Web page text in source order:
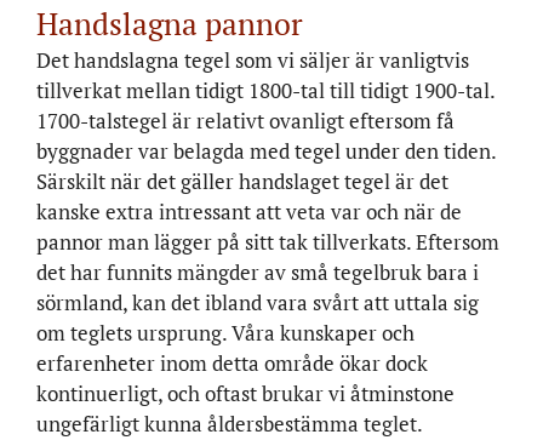
Handslagna pannor
Det handslagna tegel som vi säljer är vanligtvis
tillverkat mellan tidigt 1800-tal till tidigt 1900-tal.
1700-talstegel är relativt ovanligt eftersom få
byggnader var belagda med tegel under den tiden.
Särskilt när det gäller handslaget tegel är det
kanske extra intressant att veta var och när de
pannor man lägger på sitt tak tillverkats. Eftersom
det har funnits mängder av små tegelbruk bara i
sörmland, kan det ibland vara svårt att uttala sig
om teglets ursprung. Våra kunskaper och
erfarenheter inom detta område ökar dock
kontinuerligt, och oftast brukar vi åtminstone
ungefärligt kunna åldersbestämma teglet.